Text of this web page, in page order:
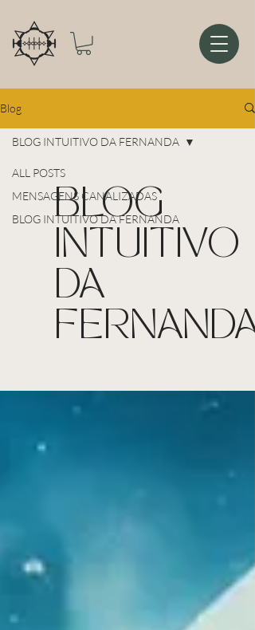
Blog
ALL POSTS
MENSAGENS CANALIZADAS
BLOG INTUITIVO DA FERNANDA
BLOG INTUITIVO DA FERNANDA
BLOG
INTUITIVO
DA
FERNANDA